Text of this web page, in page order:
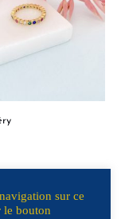
sur ce
le bouton